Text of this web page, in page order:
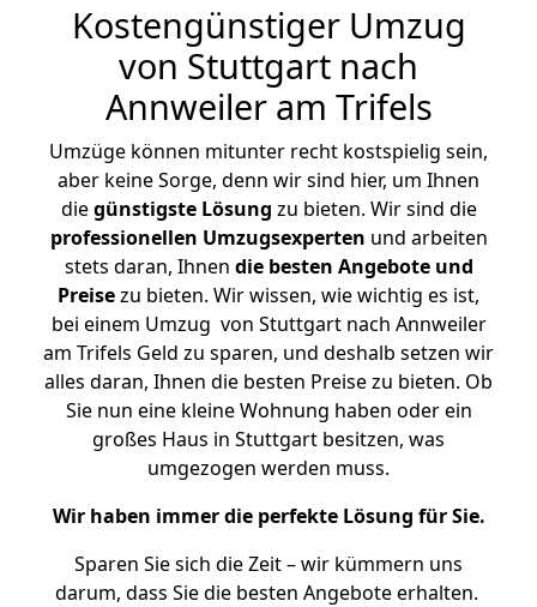
Kostengünstiger Umzug
von Stuttgart nach
Annweiler am Trifels
Umzüge können mitunter recht kostspielig sein,
aber keine Sorge, denn wir sind hier, um Ihnen
diegünstigste Lösung zu bieten. Wir sind die
professionellen Umzugsexperten und arbeiten
stets daran, Ihnen die besten Angebote und
Preisezu bieten. Wir wissen, wie wichtig es ist,
bei einem Umzug von Stuttgart nach Annweiler
am Trifels Geld zu sparen, und deshalb setzen wir
alles daran, Ihnen die besten Preise zu bieten. Ob
Sie nun eine kleine Wohnung haben oder ein
großes Haus in Stuttgart besitzen, was
umgezogen werden muss.
Wir haben immer die perfekte Lösung für Sie.
Sparen Sie sich die Zeit – wir kümmern uns
darum, dass Sie die besten Angebote erhalten.